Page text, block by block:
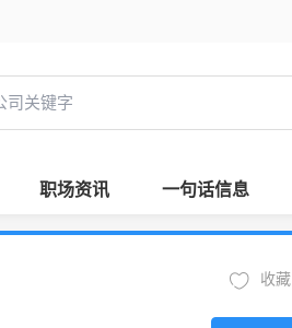
职场资讯 一句话信息
收藏